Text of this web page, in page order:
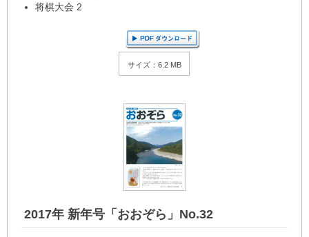
将棋大会 2
サイズ：6.2 MB
2017年 新年号「おおぞら」No.32